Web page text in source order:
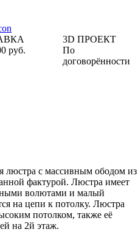
руб.
3D ПРОЕКТ
По
договорённости
люстра с массивным ободом из
фактурой. Люстра имеет
волютами и малый
на цепи к потолку. Люстра
потолком, также её
на 2й этаж.